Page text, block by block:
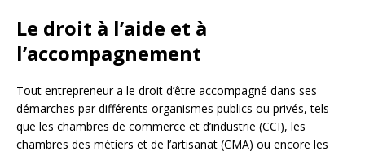
Le droit à l’aide et à
l’accompagnement
Tout entrepreneur a le droit d’être accompagné dans ses
démarches par différents organismes publics ou privés, tels
que les chambres de commerce et d’industrie (CCI), les
chambres des métiers et de l’artisanat (CMA) ou encore les